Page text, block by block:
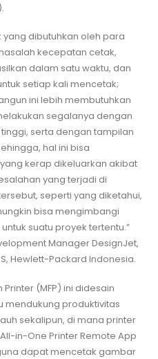
yang dibutuhkan oleh para
kecepatan cetak,
dalam satu waktu, dan
setiap kali mencetak;
ini lebih membutuhkan
segalanya dengan
serta dengan tampilan
hal ini bisa
kerap dikeluarkan akibat
yang terjadi di
seperti yang diketahui,
bisa mengimbangi
suatu proyek tertentu.”
Manager DesignJet,
Hewlett-Packard Indonesia.
Printer (MFP) ini didesain
mendukung produktivitas
sekalipun, di mana printer
in-One Printer Remote App
dapat mencetak gambar